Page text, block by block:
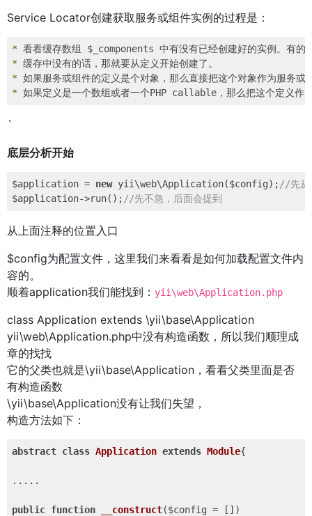
Service Locator创建获取服务或组件实例的过程是：
*
*
*
*
`
底层分析开始
$application = new yii\web\Application($config); //先从
$application->run(); //先不急，后面会提到
从上面注释的位置入口
$config为配置文件，这里我们来看看是如何加载配置文件内
容的。
顺着application我们能找到： yii\web\Application.php
class Application extends \yii\base\Application
yii\web\Application.php中没有构造函数，所以我们顺理成
章的找找
它的父类也就是\yii\base\Application，看看父类里面是否
有构造函数
\yii\base\Application没有让我们失望，
构造方法如下：
abstract class Application extends Module{
.....
public function __construct($config = [])